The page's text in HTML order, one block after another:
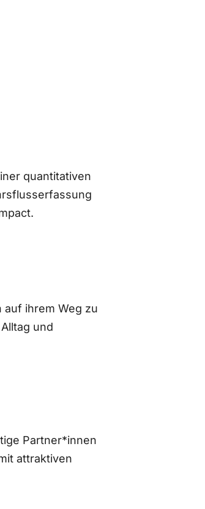
quantitativen
ihrem Weg zu
und
Partner*innen
attraktiven